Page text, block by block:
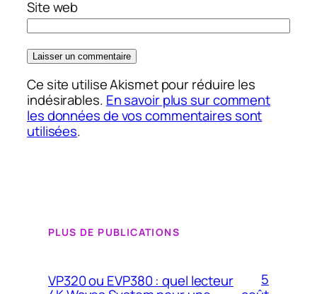
Site web
Ce site utilise Akismet pour réduire les
indésirables. En savoir plus sur comment
les données de vos commentaires sont
utilisées.
PLUS DE PUBLICATIONS
VP320 ou EVP380 : quel lecteur
5